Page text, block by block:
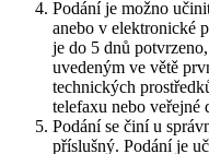
Podání je možno
anebo v elektronické
je do 5 dnů
uvedeným ve větě
technických
telefaxu nebo veřejné
Podání se činí u
příslušný. Podání je